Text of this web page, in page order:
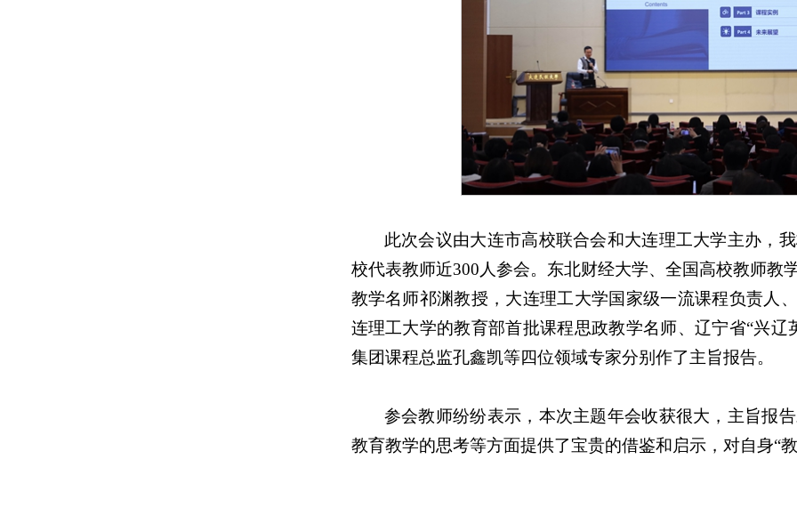
此次会议由大连市高校联合会和大连理工大学主办，
校代表教师近300人参会。东北财经大学、全国高校教师教
教学名师祁渊教授，大连理工大学国家级一流课程负责人
连理工大学的教育部首批课程思政教学名师、辽宁省“兴
集团课程总监孔鑫凯等四位领域专家分别作了主旨报告。
参会教师纷纷表示，本次主题年会收获很大，主旨报
教育教学的思考等方面提供了宝贵的借鉴和启示，对自身“